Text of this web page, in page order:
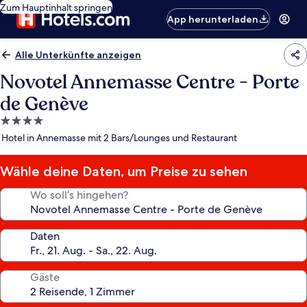
Zum Hauptinhalt springen
App herunterladen
Alle Unterkünfte anzeigen
Novotel Annemasse Centre - Porte
de Genève
4.0-
Sterne-
Hotel in Annemasse mit 2 Bars/Lounges und Restaurant
Wähle deine Daten, um Preise zu sehen
Wo soll’s hingehen?
Daten
Gäste